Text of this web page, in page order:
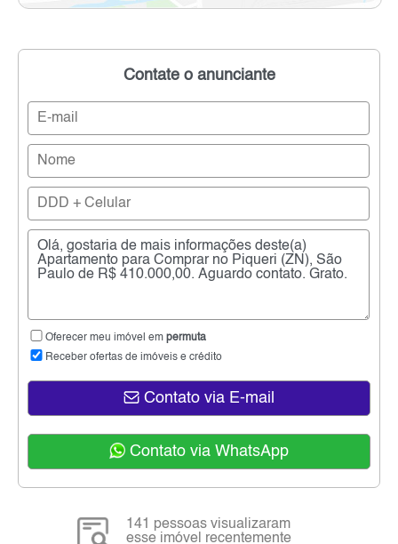
Contate o anunciante
Oferecer meu imóvel em permuta
Receber ofertas de imóveis e crédito
Contato via E-mail
Contato via WhatsApp
141 pessoas visualizaram
esse imóvel recentemente